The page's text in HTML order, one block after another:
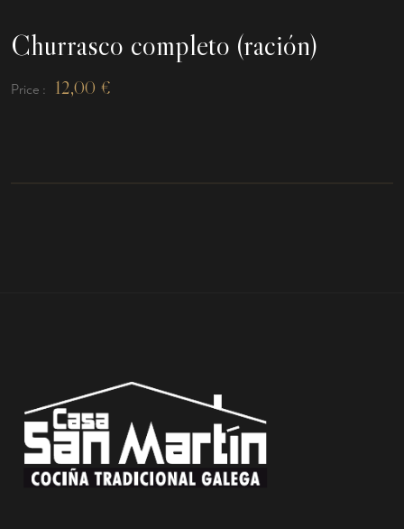
Churrasco completo (ración)
Price : 12,00 €